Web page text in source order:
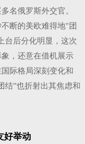
名俄罗斯外交官。
断的美欧难得地"团
台后分化明显，这次
，还意在借机展示
际格局深刻变化和
结”也折射出其焦虑和
好举动